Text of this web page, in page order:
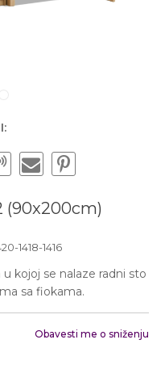
(90x200cm)
1418-1416
kojoj se nalaze radni sto
sa fiokama.
Obavesti me o sniženju